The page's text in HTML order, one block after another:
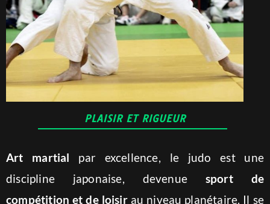
PLAISIR ET RIGUEUR
Art martial par excellence, le judo est une
discipline japonaise, devenue sport de
compétition et de loisirau niveau planétaire. Il se